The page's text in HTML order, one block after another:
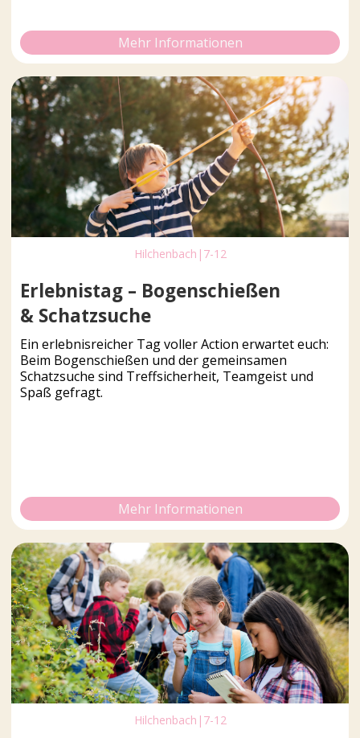
Mehr Informationen
Hilchenbach | 7-12
Erlebnistag – Bogenschießen
& Schatzsuche
Ein erlebnisreicher Tag voller Action erwartet euch:
Beim Bogenschießen und der gemeinsamen
Schatzsuche sind Treffsicherheit, Teamgeist und
Spaß gefragt.
Mehr Informationen
Hilchenbach | 7-12